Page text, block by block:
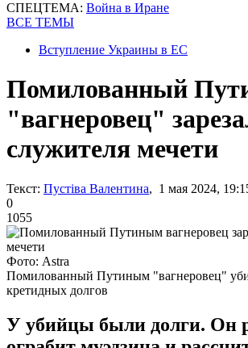
СПЕЦТЕМА: Война в Иране
ВСЕ ТЕМЫ
Вступление Украины в ЕС
Помилованный
"вагнеровец"
служителя мечети
Текст: Пустіва Валентина, 1 мая 2024,
0
1055
Фото: Astra
Помилованный Путиным "вагнеровец"
кретидных долгов
У убийцы были долги. Он